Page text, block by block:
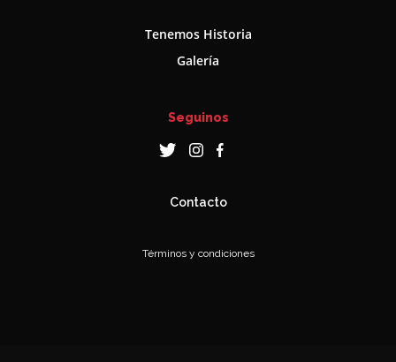
Tenemos Historia
Galería
Seguinos
Contacto
Términos y condiciones